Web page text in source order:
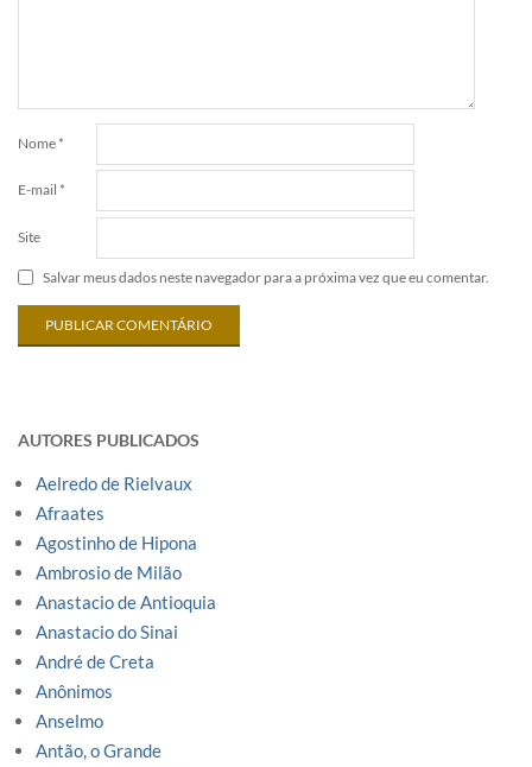
Nome *
E-mail *
Site
Salvar meus dados neste navegador para a próxima vez que eu comentar.
AUTORES PUBLICADOS
Aelredo de Rielvaux
Afraates
Agostinho de Hipona
Ambrosio de Milão
Anastacio de Antioquia
Anastacio do Sinai
André de Creta
Anônimos
Anselmo
Antão, o Grande